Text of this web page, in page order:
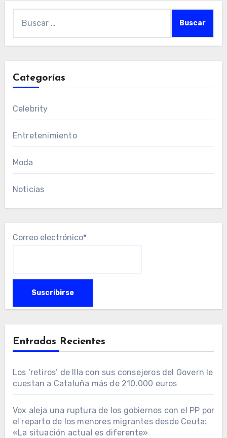
Categorías
Celebrity
Entretenimiento
Moda
Noticias
Correo electrónico*
Entradas Recientes
Los ‘retiros’ de Illa con sus consejeros del Govern le
cuestan a Cataluña más de 210.000 euros
Vox aleja una ruptura de los gobiernos con el PP por
el reparto de los menores migrantes desde Ceuta:
«La situación actual es diferente»